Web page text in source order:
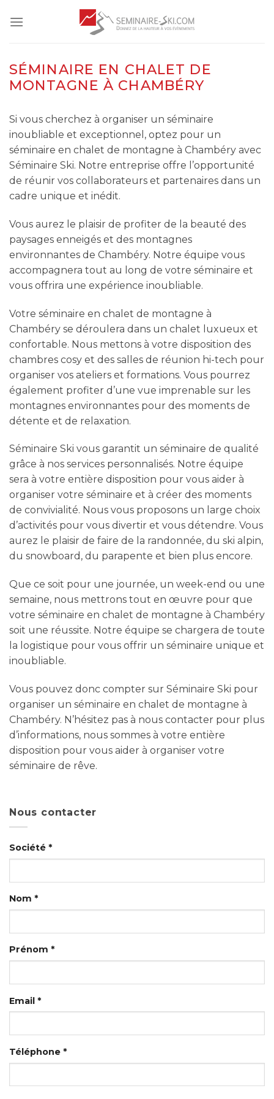
SÉMINAIRE EN CHALET DE
MONTAGNE À CHAMBÉRY
Si vous cherchez à organiser un séminaire
inoubliable et exceptionnel, optez pour un
séminaire en chalet de montagne à Chambéry avec
Séminaire Ski. Notre entreprise offre l’opportunité
de réunir vos collaborateurs et partenaires dans un
cadre unique et inédit.
Vous aurez le plaisir de profiter de la beauté des
paysages enneigés et des montagnes
environnantes de Chambéry. Notre équipe vous
accompagnera tout au long de votre séminaire et
vous offrira une expérience inoubliable.
Votre séminaire en chalet de montagne à
Chambéry se déroulera dans un chalet luxueux et
confortable. Nous mettons à votre disposition des
chambres cosy et des salles de réunion hi-tech pour
organiser vos ateliers et formations. Vous pourrez
également profiter d’une vue imprenable sur les
montagnes environnantes pour des moments de
détente et de relaxation.
Séminaire Ski vous garantit un séminaire de qualité
grâce à nos services personnalisés. Notre équipe
sera à votre entière disposition pour vous aider à
organiser votre séminaire et à créer des moments
de convivialité. Nous vous proposons un large choix
d’activités pour vous divertir et vous détendre. Vous
aurez le plaisir de faire de la randonnée, du ski alpin,
du snowboard, du parapente et bien plus encore.
Que ce soit pour une journée, un week-end ou une
semaine, nous mettrons tout en œuvre pour que
votre séminaire en chalet de montagne à Chambéry
soit une réussite. Notre équipe se chargera de toute
la logistique pour vous offrir un séminaire unique et
inoubliable.
Vous pouvez donc compter sur Séminaire Ski pour
organiser un séminaire en chalet de montagne à
Chambéry. N’hésitez pas à nous contacter pour plus
d’informations, nous sommes à votre entière
disposition pour vous aider à organiser votre
séminaire de rêve.
Nous contacter
Société *
Nom *
Prénom *
Email *
Téléphone *